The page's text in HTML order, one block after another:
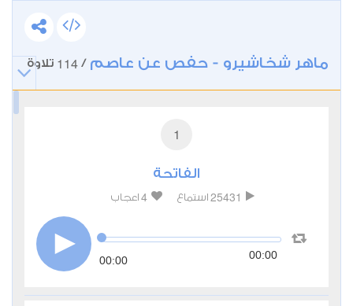
ماهر شخاشيرو - حفص عن عاصم /
114 تلاوة
1
الفاتحة
25431 استماع 4 اعجاب
00:00 00:00